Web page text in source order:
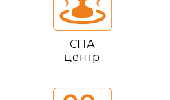
СПА
центр